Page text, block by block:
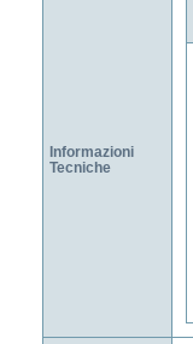
Informazioni
Tecniche